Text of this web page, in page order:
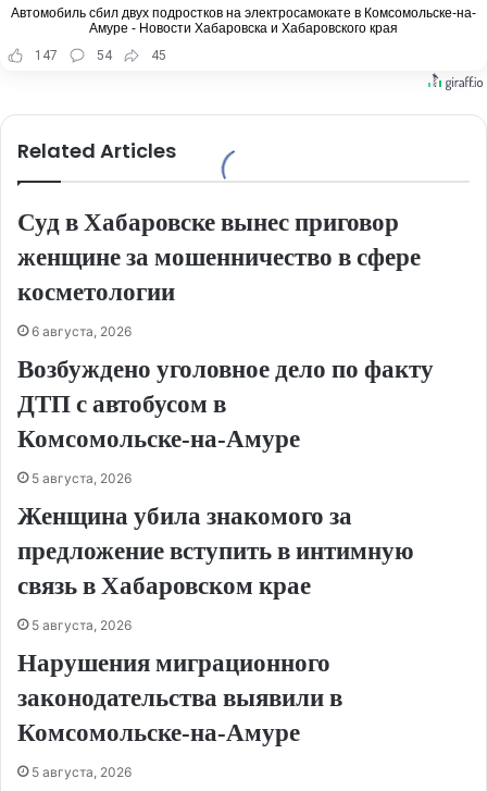
Автомобиль сбил двух подростков на электросамокате в Комсомольске-на-
Амуре - Новости Хабаровска и Хабаровского края
147
54 45
Related Articles
Суд в Хабаровске вынес приговор
женщине за мошенничество в сфере
косметологии
6 августа, 2026
Возбуждено уголовное дело по факту
ДТП с автобусом в
Комсомольске‑на‑Амуре
5 августа, 2026
Женщина убила знакомого за
предложение вступить в интимную
связь в Хабаровском крае
5 августа, 2026
Нарушения миграционного
законодательства выявили в
Комсомольске‑на‑Амуре
5 августа, 2026